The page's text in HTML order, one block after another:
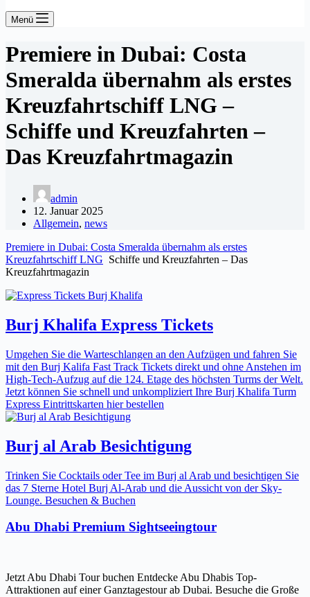
Menü
Premiere in Dubai: Costa
Smeralda übernahm als erstes
Kreuzfahrtschiff LNG –
Schiffe und Kreuzfahrten –
Das Kreuzfahrtmagazin
admin
12. Januar 2025
Allgemein, news
Premiere in Dubai: Costa Smeralda übernahm als erstes
Kreuzfahrtschiff LNG Schiffe und Kreuzfahrten – Das
Kreuzfahrtmagazin
Burj Khalifa Express Tickets
Umgehen Sie die Warteschlangen an den Aufzügen und fahren Sie
mit den Burj Kalifa Fast Track Tickets direkt und ohne Anstehen im
High-Tech-Aufzug auf die 124. Etage des höchsten Turms der Welt.
Jetzt können Sie schnell und unkompliziert Ihre Burj Khalifa Turm
Express Eintrittskarten hier bestellen
Burj al Arab Besichtigung
Trinken Sie Cocktails oder Tee im Burj al Arab und besichtigen Sie
das 7 Sterne Hotel Burj Al-Arab und die Aussicht von der Sky-
Lounge. Besuchen & Buchen
Abu Dhabi Premium Sightseeingtour
Jetzt Abu Dhabi Tour buchen Entdecke Abu Dhabis Top-
Attraktionen auf einer Ganztagestour ab Dubai. Besuche die Große